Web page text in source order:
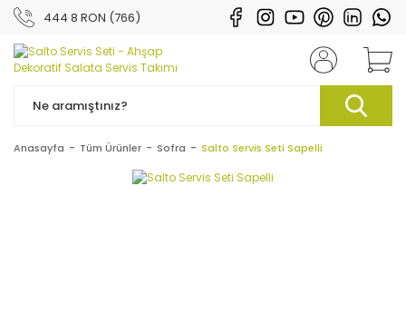
444 8 RON (766)
Anasayfa Tüm Ürünler Sofra Salto Servis Seti Sapelli